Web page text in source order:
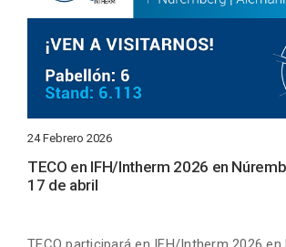
24 Febrero 2026
TECO en IFH/Intherm 2026 en
17 de abril